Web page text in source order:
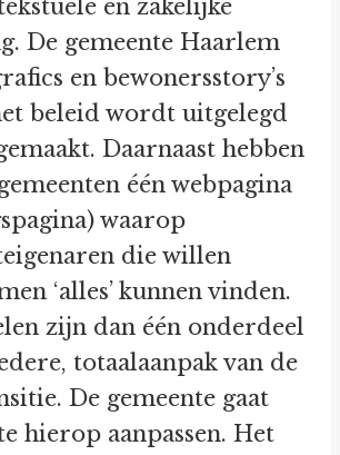
en zakelijke
De gemeente Haarlem
en bewonersstory’s
beleid wordt uitgelegd
Daarnaast hebben
één webpagina
waarop
die willen
‘alles’ kunnen vinden.
zijn dan één onderdeel
totaalaanpak van de
De gemeente gaat
hierop aanpassen. Het